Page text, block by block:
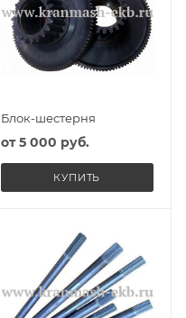
Блок-шестерня
от5 000 руб.
КУПИТЬ